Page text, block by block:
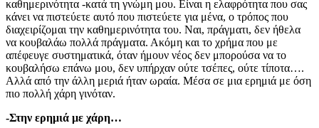
καθημερινότητα -κατά τη γνώμη μου. Είναι η ελαφρότητα που σας
κάνει να πιστεύετε αυτό που πιστεύετε για μένα, ο τρόπος που
διαχειρίζομαι την καθημερινότητα του. Ναι, πράγματι, δεν ήθελα
να κουβαλάω πολλά πράγματα. Ακόμη και το χρήμα που με
απέφευγε συστηματικά, όταν ήμουν νέος δεν μπορούσα να το
κουβαλήσω επάνω μου, δεν υπήρχαν ούτε τσέπες, ούτε τίποτα….
Αλλά από την άλλη μεριά ήταν ωραία. Μέσα σε μια ερημιά με όση
πιο πολλή χάρη γινόταν.
-Στην ερημιά με χάρη…